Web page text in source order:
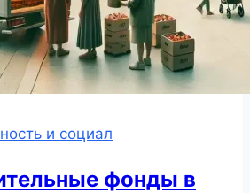
и социал
фонды в